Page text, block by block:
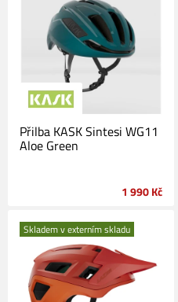
Přilba KASK Sintesi WG11
Aloe Green
1 990 Kč
Skladem v externím skladu